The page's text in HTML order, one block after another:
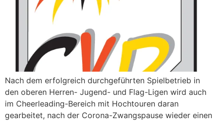
Nach dem erfolgreich durchgeführten Spielbetrieb in
den oberen Herren- Jugend- und Flag-Ligen wird auch
im Cheerleading-Bereich mit Hochtouren daran
gearbeitet, nach der Corona-Zwangspause wieder einen